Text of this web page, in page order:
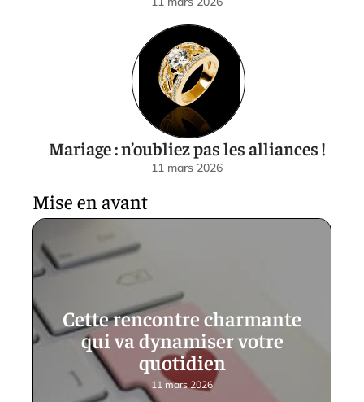
Mariage : n’oubliez pas les alliances !
11 mars 2026
Mise en avant
Cette rencontre charmante
qui va dynamiser votre
quotidien
11 mars 2026